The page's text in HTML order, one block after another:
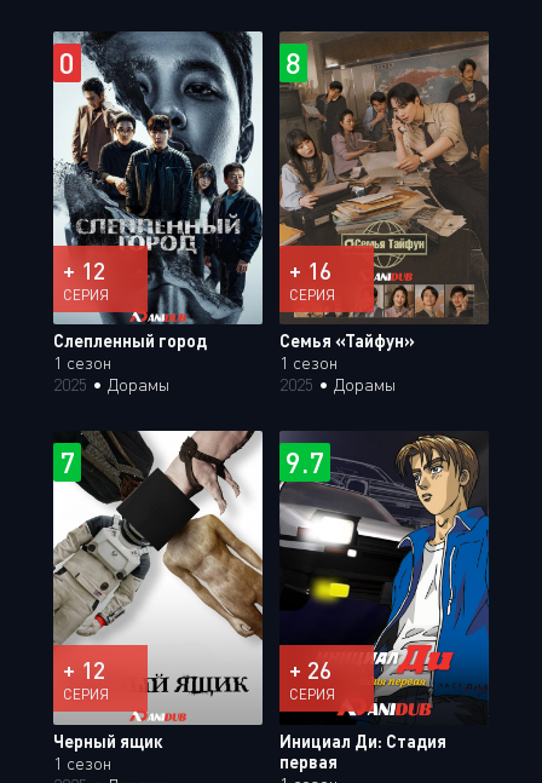
0
+ 12
СЕРИЯ
Слепленный город
1 сезон
2025 • Дорамы
8
+ 16
СЕРИЯ
Семья «Тайфун»
1 сезон
2025 • Дорамы
7
+ 12
СЕРИЯ
Черный ящик
1 сезон
9.7
+ 26
СЕРИЯ
Инициал Ди: Стадия
первая